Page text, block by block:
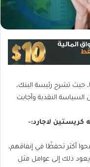
حيث تشرح رئيسة البنك،
السياسة النقدية وأجابت
كريستين لاجارد:-
أكثر تحفظًا في إنفاقهم،
ذلك إلى عوامل مثل